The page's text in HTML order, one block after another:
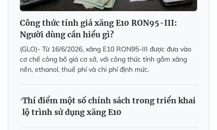
Công thức tính giá xăng E10 RON95-III:
Người dùng cần hiểu gì?
(GLO)- Từ 16/6/2026, xăng E10 RON95-III được đưa vào
cơ chế công bố giá cơ sở, với công thức tính gồm xăng
nền, ethanol, thuế phí và chi phí định mức.
Thí điểm một số chính sách trong triển khai
lộ trình sử dụng xăng E10